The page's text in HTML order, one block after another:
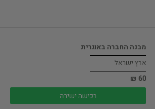
מבנה החברה באוגרית
ארץ ישראל
60 ₪
רכישה ישירה